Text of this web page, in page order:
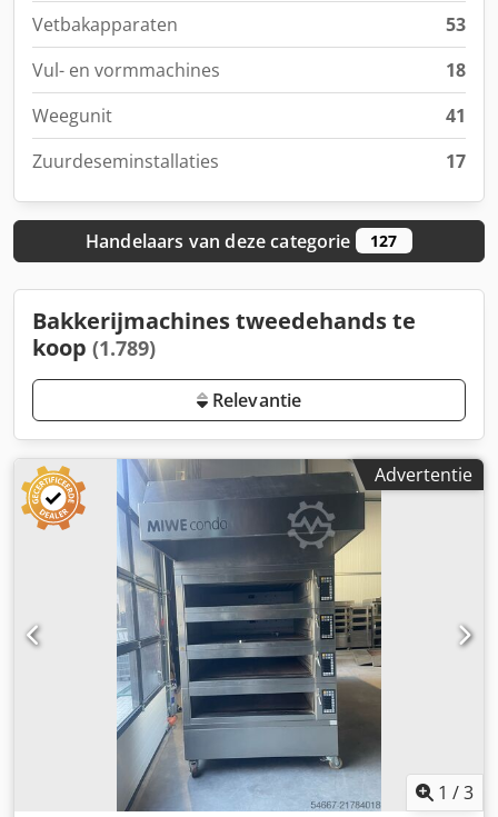
Vetbakapparaten
53
Vul- en vormmachines
18
Weegunit
41
Zuurdeseminstallaties
17
Handelaars van deze categorie 127
Bakkerijmachines tweedehands te
koop (1.789)
Relevantie
Advertentie
1 /3